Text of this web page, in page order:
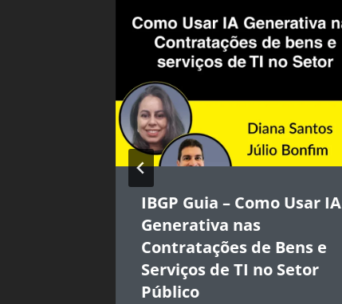
IBGP Guia – Como Usar IA
Generativa nas
Contratações de Bens e
Serviços de TI no Setor
Público